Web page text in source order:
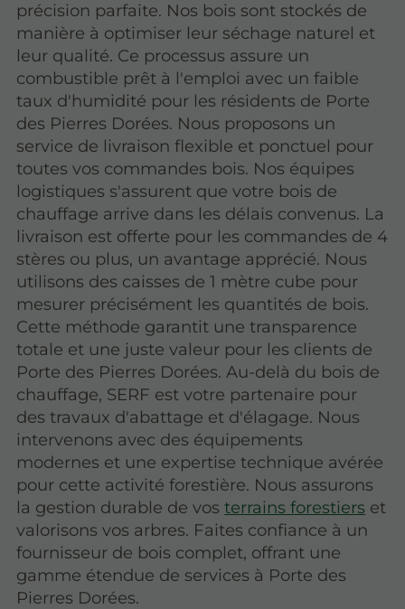
précision parfaite. Nos bois sont stockés de
manière à optimiser leur séchage naturel et
leur qualité. Ce processus assure un
combustible prêt à l'emploi avec un faible
taux d'humidité pour les résidents de Porte
des Pierres Dorées. Nous proposons un
service de livraison flexible et ponctuel pour
toutes vos commandes bois. Nos équipes
logistiques s'assurent que votre bois de
chauffage arrive dans les délais convenus. La
livraison est offerte pour les commandes de 4
stères ou plus, un avantage apprécié. Nous
utilisons des caisses de 1 mètre cube pour
mesurer précisément les quantités de bois.
Cette méthode garantit une transparence
totale et une juste valeur pour les clients de
Porte des Pierres Dorées. Au-delà du bois de
chauffage, SERF est votre partenaire pour
des travaux d'abattage et d'élagage. Nous
intervenons avec des équipements
modernes et une expertise technique avérée
pour cette activité forestière. Nous assurons
la gestion durable de vosterrains forestiers et
valorisons vos arbres. Faites confiance à un
fournisseur de bois complet, offrant une
gamme étendue de services à Porte des
Pierres Dorées.